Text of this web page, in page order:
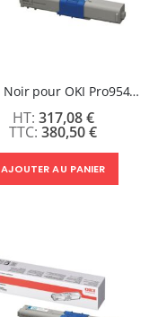
Toner Noir pour OKI Pro9542/9541/9432
380,50 €
317,08 €
AJOUTER AU PANIER